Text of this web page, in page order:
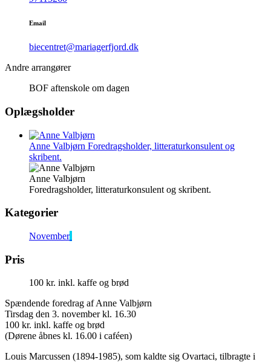
Email
biecentret@mariagerfjord.dk
Andre arrangører
BOF aftenskole om dagen
Oplægsholder
Anne Valbjørn Foredragsholder, litteraturkonsulent og
skribent.
Anne Valbjørn
Foredragsholder, litteraturkonsulent og skribent.
Kategorier
November
Pris
100 kr. inkl. kaffe og brød
Spændende foredrag af Anne Valbjørn
Tirsdag den 3. november kl. 16.30
100 kr. inkl. kaffe og brød
(Dørene åbnes kl. 16.00 i caféen)
Louis Marcussen (1894-1985), som kaldte sig Ovartaci, tilbragte i